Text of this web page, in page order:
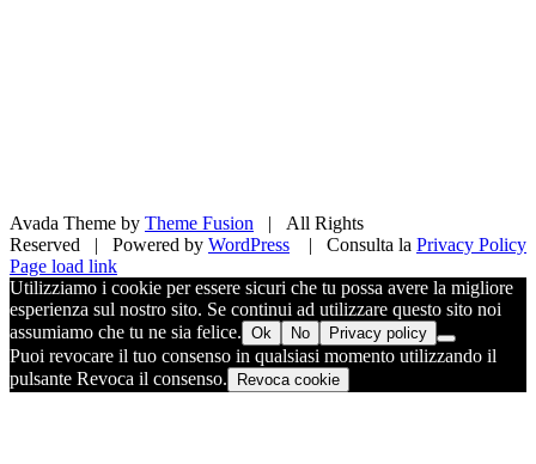
Avada Theme by Theme Fusion | All Rights
Reserved | Powered by WordPress | Consulta la Privacy Policy
Facebook
X
Pinterest
Instagram
Page load link
Utilizziamo i cookie per essere sicuri che tu possa avere la migliore
esperienza sul nostro sito. Se continui ad utilizzare questo sito noi
assumiamo che tu ne sia felice. Ok No Privacy policy
Puoi revocare il tuo consenso in qualsiasi momento utilizzando il
pulsante Revoca il consenso.
Revoca cookie